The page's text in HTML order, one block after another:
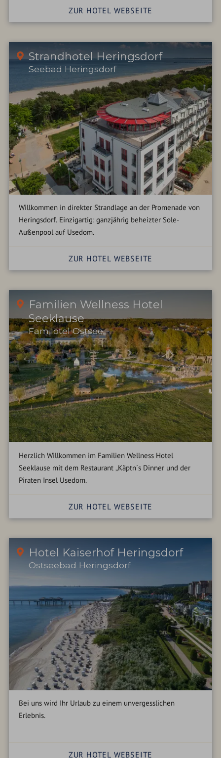
ZUR HOTEL WEBSEITE
Strandhotel Heringsdorf
Seebad Heringsdorf
Willkommen in direkter Strandlage an der Promenade von
Heringsdorf. Einzigartig: ganzjährig beheizter Sole-
Außenpool auf Usedom.
ZUR HOTEL WEBSEITE
Familien Wellness Hotel
Seeklause
Familotel Ostsee
Herzlich Willkommen im Familien Wellness Hotel
Seeklause mit dem Restaurant „Käptn´s Dinner und der
Piraten Insel Usedom.
ZUR HOTEL WEBSEITE
Hotel Kaiserhof Heringsdorf
Ostseebad Heringsdorf
Bei uns wird Ihr Urlaub zu einem unvergesslichen
Erlebnis.
ZUR HOTEL WEBSEITE